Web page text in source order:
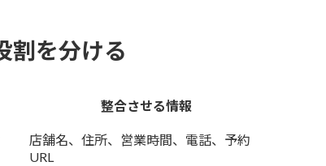
割を分ける
整合させる情報
店舗名、住所、営業時間、電話、予約
URL